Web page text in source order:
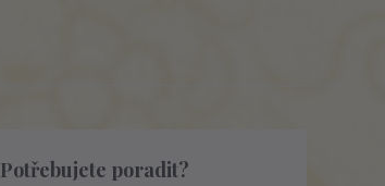
Potřebujete poradit?